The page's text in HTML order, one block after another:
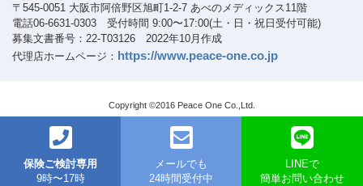
〒545-0051 大阪市阿倍野区旭町1-2-7 あべのメディックス11階
電話06-6631-0303 受付時間 9:00〜17:00(土・日・祝日受付可能)
募集文書番号：22-T03126 2022年10月作成
代理店ホームページ： https://www.peace-one.co.jp
Copyright ©2016 Peace One Co.,Ltd.
保険ご検討専用
9時〜17時
メールでも
24時間受付中
LINEで
簡単お問い合わせ